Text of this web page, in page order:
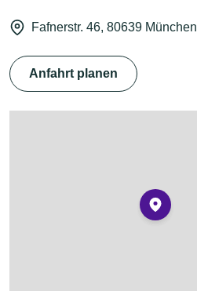
Fafnerstr. 46, 80639 München
Anfahrt planen